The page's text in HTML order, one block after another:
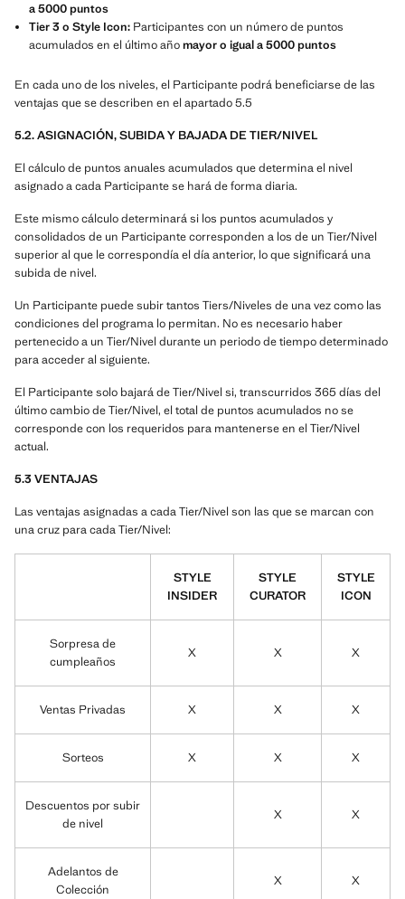
a 5000 puntos
Tier 3 o Style Icon: Participantes con un número de puntos
acumulados en el último añomayor o igual a 5000 puntos
En cada uno de los niveles, el Participante podrá beneficiarse de las
ventajas que se describen en el apartado 5.5
5.2. ASIGNACIÓN, SUBIDA Y BAJADA DE TIER/NIVEL
El cálculo de puntos anuales acumulados que determina el nivel
asignado a cada Participante se hará de forma diaria.
Este mismo cálculo determinará si los puntos acumulados y
consolidados de un Participante corresponden a los de un Tier/Nivel
superior al que le correspondía el día anterior, lo que significará una
subida de nivel.
Un Participante puede subir tantos Tiers/Niveles de una vez como las
condiciones del programa lo permitan. No es necesario haber
pertenecido a un Tier/Nivel durante un periodo de tiempo determinado
para acceder al siguiente.
El Participante solo bajará de Tier/Nivel si, transcurridos 365 días del
último cambio de Tier/Nivel, el total de puntos acumulados no se
corresponde con los requeridos para mantenerse en el Tier/Nivel
actual.
5.3 VENTAJAS
Las ventajas asignadas a cada Tier/Nivel son las que se marcan con
una cruz para cada Tier/Nivel:
STYLE
INSIDER
STYLE
CURATOR
STYLE
ICON
Sorpresa de
cumpleaños
X X X
Ventas Privadas X X X
Sorteos X X X
Descuentos por subir
de nivel
X X
Adelantos de
Colección
X X